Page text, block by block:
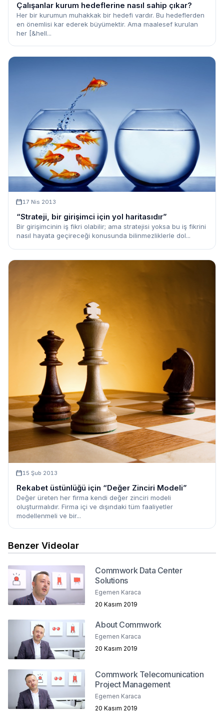
Çalışanlar kurum hedeflerine nasıl sahip çıkar?
Her bir kurumun muhakkak bir hedefi vardır. Bu hedeflerden
en önemlisi kar ederek büyümektir. Ama maalesef kurulan
her [&hell...
17 Nis 2013
“Strateji, bir girişimci için yol haritasıdır”
Bir girişimcinin iş fikri olabilir; ama stratejisi yoksa bu iş fikrini
nasıl hayata geçireceği konusunda bilinmezliklerle dol...
15 Şub 2013
Rekabet üstünlüğü için “Değer Zinciri Modeli”
Değer üreten her firma kendi değer zinciri modeli
oluşturmalıdır. Firma içi ve dışındaki tüm faaliyetler
modellenmeli ve bir...
Benzer Videolar
Commwork Data Center
Solutions
Egemen Karaca
20 Kasım 2019
About Commwork
Egemen Karaca
20 Kasım 2019
Commwork Telecomunication
Project Management
Egemen Karaca
20 Kasım 2019